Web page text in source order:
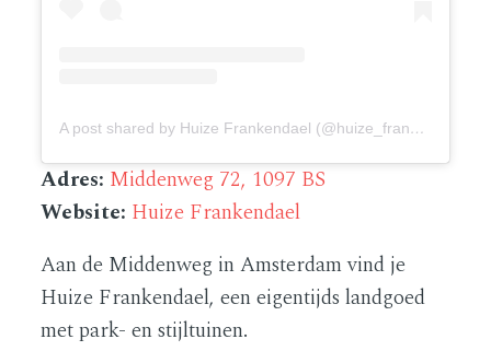
A post shared by Huize Frankendael (@huize_frankendael)
Adres: Middenweg 72, 1097 BS
Website: Huize Frankendael
Aan de Middenweg in Amsterdam vind je
Huize Frankendael, een eigentijds landgoed
met park- en stijltuinen.